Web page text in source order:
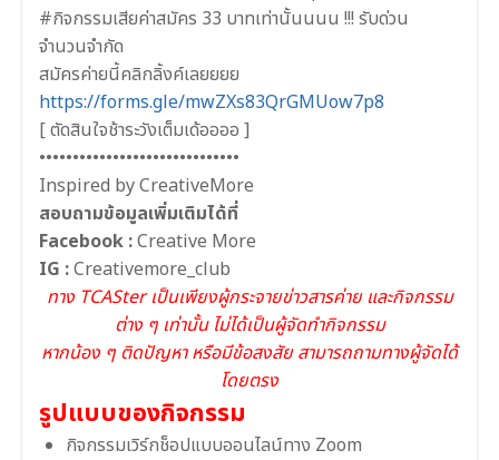
#กิจกรรมเสียค่าสมัคร 33 บาทเท่านั้นนนน !!! รับด่วน
จำนวนจำกัด
สมัครค่ายนี้คลิกลิ้งค์เลยยยย
https://forms.gle/mwZXs83QrGMUow7p8
[ ตัดสินใจช้าระวังเต็มเด้ออออ ]
••••••••••••••••••••••••••••••
Inspired by CreativeMore
สอบถามข้อมูลเพิ่มเติมได้ที่
Facebook :Creative More
IG :Creativemore_club
ทาง TCASter เป็นเพียงผู้กระจายข่าวสารค่าย และกิจกรรม
ต่าง ๆ เท่านั้น ไม่ได้เป็นผู้จัดทำกิจกรรม
หากน้อง ๆ ติดปัญหา หรือมีข้อสงสัย สามารถถามทางผู้จัดได้
โดยตรง
รูปแบบของกิจกรรม
กิจกรรมเวิร์กช็อปแบบออนไลน์ทาง Zoom